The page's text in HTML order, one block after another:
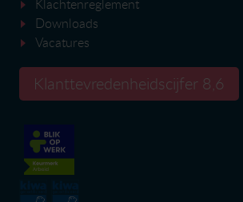
Klachtenreglement
Downloads
Vacatures
Klanttevredenheidscijfer 8,6